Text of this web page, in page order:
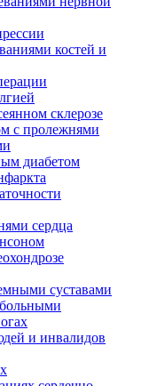
костей и
склерозе
с пролежнями
диабетом
сердца
суставами
и инвалидов